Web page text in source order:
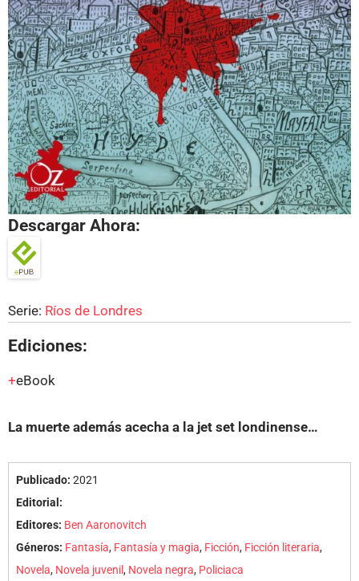
Descargar Ahora:
Serie: Ríos de Londres
Ediciones:
eBook
La muerte además acecha a la jet set londinense…
Publicado: 2021
Editorial:
Editores: Ben Aaronovitch
Géneros: Fantasía, Fantasía y magia, Ficción, Ficción literaria,
Novela, Novela juvenil, Novela negra, Policiaca